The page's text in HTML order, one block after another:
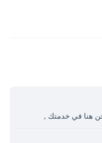
هنا في خدمتك ,